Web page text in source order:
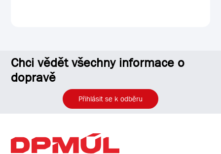
Chci vědět všechny informace o
dopravě
Přihlásit se k odběru